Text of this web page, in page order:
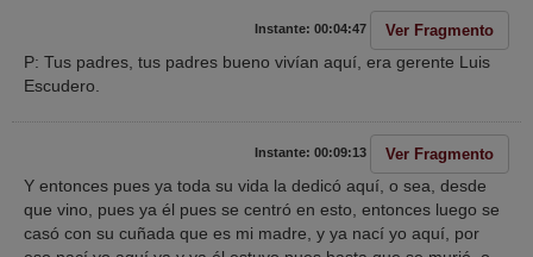
Instante: 00:04:47 Ver Fragmento
P: Tus padres, tus padres bueno vivían aquí, era gerente Luis
Escudero.
Instante: 00:09:13 Ver Fragmento
Y entonces pues ya toda su vida la dedicó aquí, o sea, desde
que vino, pues ya él pues se centró en esto, entonces luego se
casó con su cuñada que es mi madre, y ya nací yo aquí, por